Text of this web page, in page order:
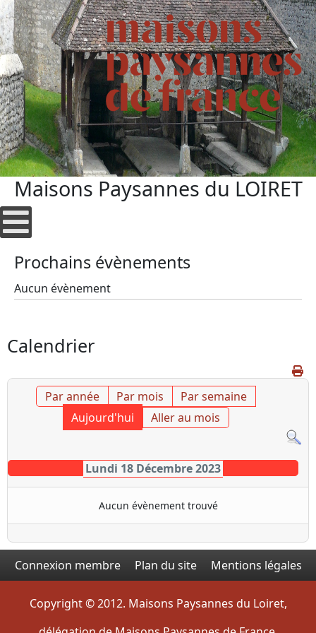
Maisons Paysannes du LOIRET
Prochains évènements
Aucun évènement
Calendrier
Par année Par mois
Par semaine
Aujourd'hui
Aller au mois
Lundi 18 Décembre 2023
Aucun évènement trouvé
Connexion membre Plan du site Mentions légales
Copyright © 2012. Maisons Paysannes du Loiret,